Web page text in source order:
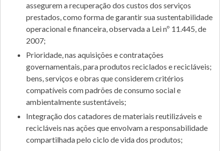
assegurem a recuperação dos custos dos serviços
prestados, como forma de garantir sua sustentabilidade
operacional e financeira, observada a Lei nº 11.445, de
2007;
Prioridade, nas aquisições e contratações
governamentais, para produtos reciclados e recicláveis;
bens, serviços e obras que considerem critérios
compatíveis com padrões de consumo social e
ambientalmente sustentáveis;
Integração dos catadores de materiais reutilizáveis e
recicláveis nas ações que envolvam a responsabilidade
compartilhada pelo ciclo de vida dos produtos;